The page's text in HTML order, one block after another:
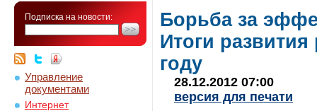
Подписка на новости:
Управление
документами
Интернет
Борьба за
Итоги
году
28.12.2012 07:00
версия для печати